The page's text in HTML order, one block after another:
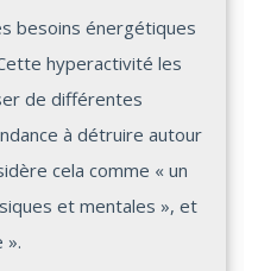
besoins énergétiques
hyperactivité les
de différentes
à détruire autour
cela comme « un
et mentales », et
».